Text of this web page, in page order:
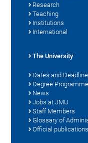
Research
Teaching
Institutions
International
The University
Dates and
Degree
News
Jobs at JMU
Staff Members
Glossary of
Official publications